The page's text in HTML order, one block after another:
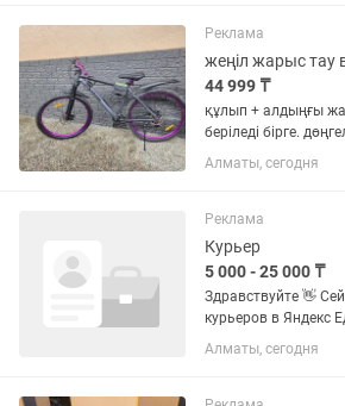
ежемесячный доход
Реклама
жеңіл жарыс тау
44 999 ₸
құлып + алдыңғы
беріледі бірге.
қалың, кезкелген
болады. 轻量化竞技
Алматы, сегодня
Реклама
Курьер
5 000 - 25 000 ₸
Здравствуйте 👋 Сейчас открыт набор
курьеров в Яндекс Еду. 💰
000–25 000 тг в день 📅 График
свободный — выбираете
Алматы, сегодня